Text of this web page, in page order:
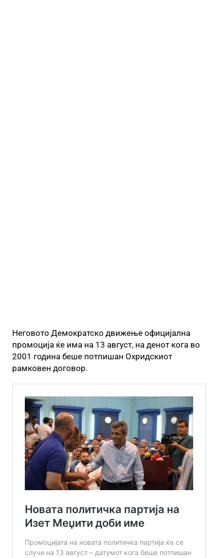
Неговото Демократско движење официјална
промоција ќе има на 13 август, на денот кога во
2001 година беше потпишан Охридскиот
рамковен договор.